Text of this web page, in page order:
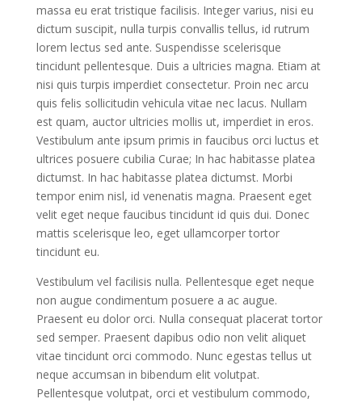
massa eu erat tristique facilisis. Integer varius, nisi eu
dictum suscipit, nulla turpis convallis tellus, id rutrum
lorem lectus sed ante. Suspendisse scelerisque
tincidunt pellentesque. Duis a ultricies magna. Etiam at
nisi quis turpis imperdiet consectetur. Proin nec arcu
quis felis sollicitudin vehicula vitae nec lacus. Nullam
est quam, auctor ultricies mollis ut, imperdiet in eros.
Vestibulum ante ipsum primis in faucibus orci luctus et
ultrices posuere cubilia Curae; In hac habitasse platea
dictumst. In hac habitasse platea dictumst. Morbi
tempor enim nisl, id venenatis magna. Praesent eget
velit eget neque faucibus tincidunt id quis dui. Donec
mattis scelerisque leo, eget ullamcorper tortor
tincidunt eu.
Vestibulum vel facilisis nulla. Pellentesque eget neque
non augue condimentum posuere a ac augue.
Praesent eu dolor orci. Nulla consequat placerat tortor
sed semper. Praesent dapibus odio non velit aliquet
vitae tincidunt orci commodo. Nunc egestas tellus ut
neque accumsan in bibendum elit volutpat.
Pellentesque volutpat, orci et vestibulum commodo,